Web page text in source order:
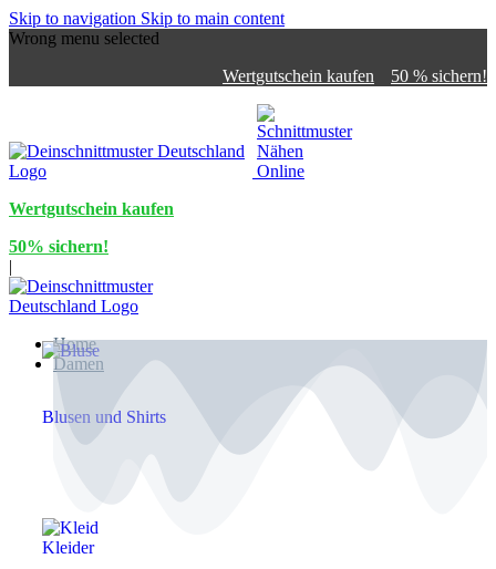
Skip to navigation Skip to main content
Wrong menu selected
Wertgutschein kaufen
50 % sichern!
Wertgutschein kaufen
50% sichern!
|
Home
Damen
Blusen und Shirts
Kleider